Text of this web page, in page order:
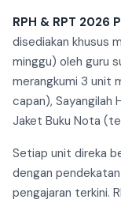
RPH & RPT 2026
disediakan khusus
minggu) oleh guru
merangkumi 3 unit
capan),
Jaket Buku Nota
Setiap unit direka
dengan
pengajaran terkini.